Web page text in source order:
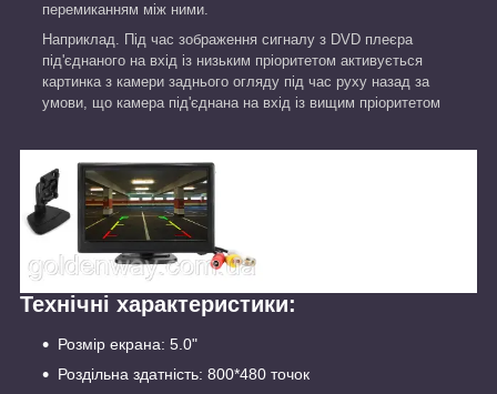
перемиканням між ними.
Наприклад. Під час зображення сигналу з DVD плеєра
під'єднаного на вхід із низьким пріоритетом активується
картинка з камери заднього огляду під час руху назад за
умови, що камера під'єднана на вхід із вищим пріоритетом
Технічні характеристики:
Розмір екрана: 5.0"
Роздільна здатність: 800*480 точок